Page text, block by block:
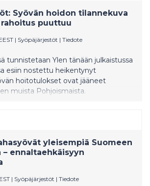
Syövän hoidon tilannekuva
puuttuu
| Syöpäjärjestöt | Tiedote
tunnistetaan Ylen tänään julkaistussa
esiin nostettu heikentynyt
hoitotulokset ovat jääneet
muista Pohjoismaista.
yleisempiä Suomeen
ennaltaehkäisyyn
| Syöpäjärjestöt | Tiedote